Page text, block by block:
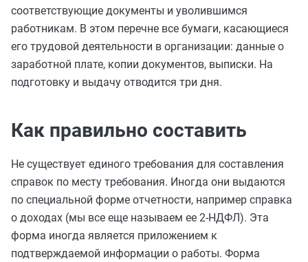
соответствующие документы и уволившимся
работникам. В этом перечне все бумаги, касающиеся
его трудовой деятельности в организации: данные о
заработной плате, копии документов, выписки. На
подготовку и выдачу отводится три дня.
Как правильно составить
Не существует единого требования для составления
справок по месту требования. Иногда они выдаются
по специальной форме отчетности, например справка
о доходах (мы все еще называем ее 2-НДФЛ). Эта
форма иногда является приложением к
подтверждаемой информации о работы. Форма